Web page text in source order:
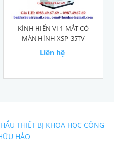
KÍNH HIỂN VI 1 MẮT CÓ
MÀN HÌNH XSP-35TV
Liên hệ
THIẾT BỊ KHOA HỌC CÔNG
HẢO